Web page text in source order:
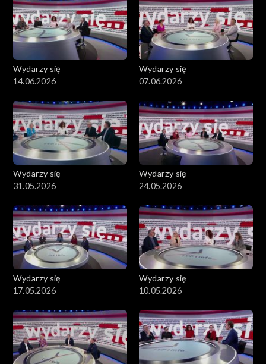
Wydarzy się
14.06.2026
Wydarzy się
07.06.2026
Wydarzy się
31.05.2026
Wydarzy się
24.05.2026
Wydarzy się
17.05.2026
Wydarzy się
10.05.2026